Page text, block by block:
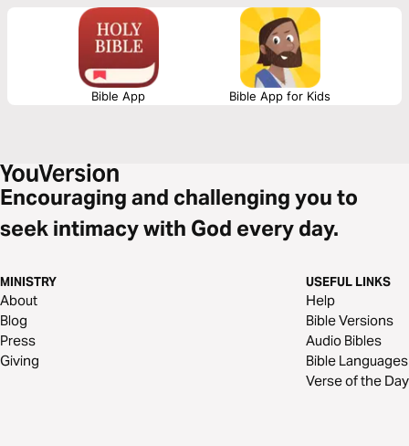
Bible App Bible App for Kids
Encouraging and challenging you to
seek intimacy with God every day.
MINISTRY
About
Blog
Press
Giving
USEFUL LINKS
Help
Bible Versions
Audio Bibles
Bible Languages
Verse of the Day